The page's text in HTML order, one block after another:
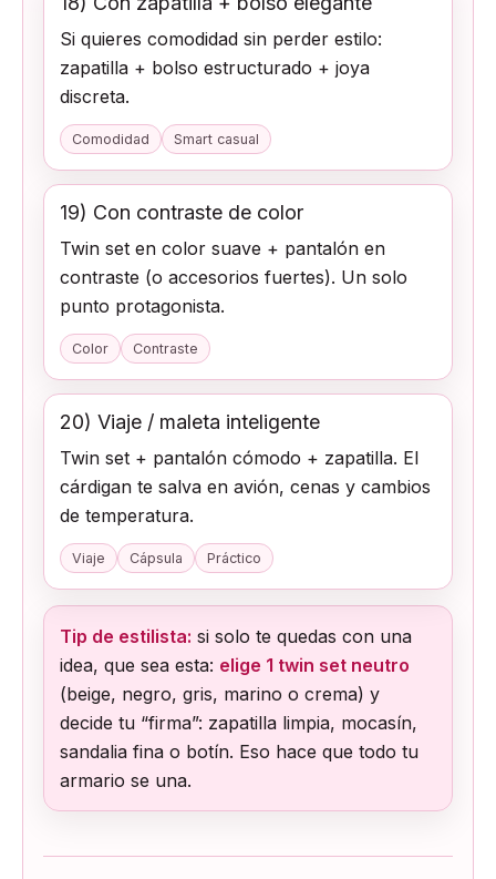
Si quieres comodidad sin perder estilo:
zapatilla + bolso estructurado + joya
discreta.
Comodidad Smart casual
19) Con contraste de color
Twin set en color suave + pantalón en
contraste (o accesorios fuertes). Un solo
punto protagonista.
Color Contraste
20) Viaje / maleta inteligente
Twin set + pantalón cómodo + zapatilla. El
cárdigan te salva en avión, cenas y cambios
de temperatura.
Viaje Cápsula Práctico
Tip de estilista: si solo te quedas con una
idea, que sea esta: elige 1 twin set neutro
(beige, negro, gris, marino o crema) y
decide tu “firma”: zapatilla limpia, mocasín,
sandalia fina o botín. Eso hace que todo tu
armario se una.